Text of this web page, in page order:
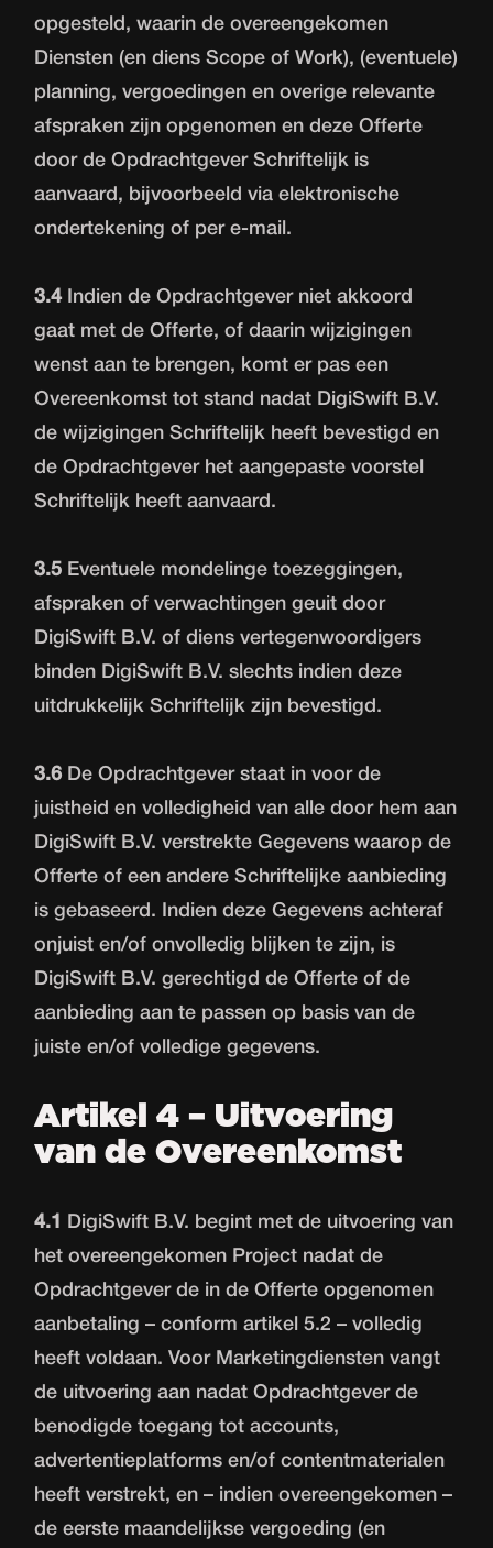
opgesteld, waarin de overeengekomen
Diensten (en diens Scope of Work), (eventuele)
planning, vergoedingen en overige relevante
afspraken zijn opgenomen en deze Offerte
door de Opdrachtgever Schriftelijk is
aanvaard, bijvoorbeeld via elektronische
ondertekening of per e-mail.
3.4Indien de Opdrachtgever niet akkoord
gaat met de Offerte, of daarin wijzigingen
wenst aan te brengen, komt er pas een
Overeenkomst tot stand nadat DigiSwift B.V.
de wijzigingen Schriftelijk heeft bevestigd en
de Opdrachtgever het aangepaste voorstel
Schriftelijk heeft aanvaard.
3.5 Eventuele mondelinge toezeggingen,
afspraken of verwachtingen geuit door
DigiSwift B.V. of diens vertegenwoordigers
binden DigiSwift B.V. slechts indien deze
uitdrukkelijk Schriftelijk zijn bevestigd.
3.6 De Opdrachtgever staat in voor de
juistheid en volledigheid van alle door hem aan
DigiSwift B.V. verstrekte Gegevens waarop de
Offerte of een andere Schriftelijke aanbieding
is gebaseerd. Indien deze Gegevens achteraf
onjuist en/of onvolledig blijken te zijn, is
DigiSwift B.V. gerechtigd de Offerte of de
aanbieding aan te passen op basis van de
juiste en/of volledige gegevens.
Artikel 4 – Uitvoering
van de Overeenkomst
4.1
DigiSwift B.V. begint met de uitvoering van
het overeengekomen Project nadat de
Opdrachtgever de in de Offerte opgenomen
aanbetaling – conform artikel 5.2 – volledig
heeft voldaan. Voor Marketingdiensten vangt
de uitvoering aan nadat Opdrachtgever de
benodigde toegang tot accounts,
advertentieplatforms en/of contentmaterialen
heeft verstrekt, en – indien overeengekomen –
de eerste maandelijkse vergoeding (en